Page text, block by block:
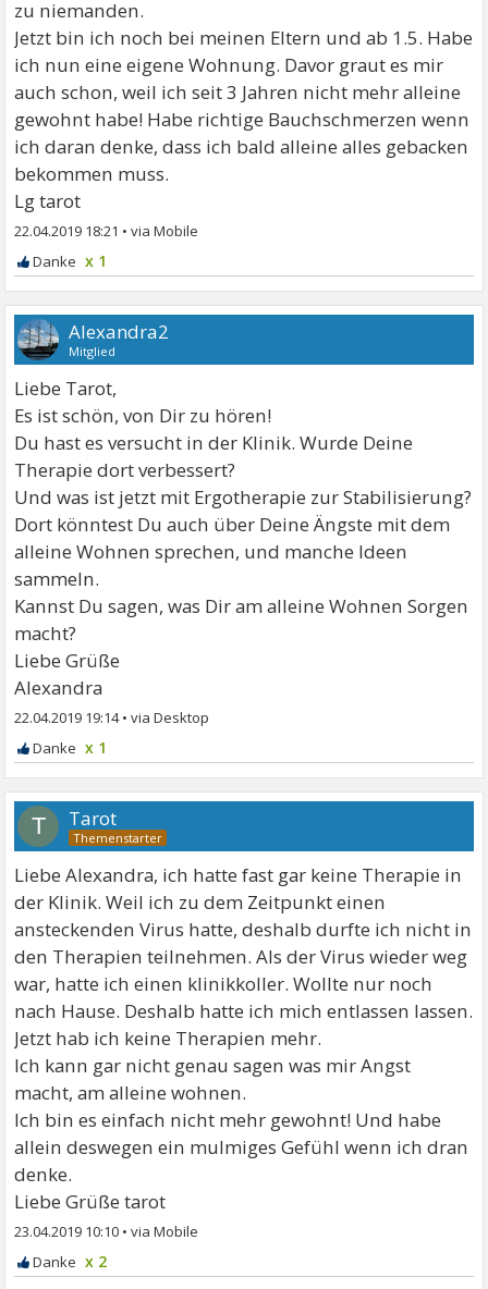
zu niemanden.
Jetzt bin ich noch bei meinen Eltern und ab 1.5. Habe
ich nun eine eigene Wohnung. Davor graut es mir
auch schon, weil ich seit 3 Jahren nicht mehr alleine
gewohnt habe! Habe richtige Bauchschmerzen wenn
ich daran denke, dass ich bald alleine alles gebacken
bekommen muss.
Lg tarot
22.04.2019 18:21 •
x 1
Alexandra2
Mitglied
Liebe Tarot,
Es ist schön, von Dir zu hören!
Du hast es versucht in der Klinik. Wurde Deine
Therapie dort verbessert?
Und was ist jetzt mit Ergotherapie zur Stabilisierung?
Dort könntest Du auch über Deine Ängste mit dem
alleine Wohnen sprechen, und manche Ideen
sammeln.
Kannst Du sagen, was Dir am alleine Wohnen Sorgen
macht?
Liebe Grüße
Alexandra
22.04.2019 19:14•
x 1
T Tarot
Liebe Alexandra, ich hatte fast gar keine Therapie in
der Klinik. Weil ich zu dem Zeitpunkt einen
ansteckenden Virus hatte, deshalb durfte ich nicht in
den Therapien teilnehmen. Als der Virus wieder weg
war, hatte ich einen klinikkoller. Wollte nur noch
nach Hause. Deshalb hatte ich mich entlassen lassen.
Jetzt hab ich keine Therapien mehr.
Ich kann gar nicht genau sagen was mir Angst
macht, am alleine wohnen.
Ich bin es einfach nicht mehr gewohnt! Und habe
allein deswegen ein mulmiges Gefühl wenn ich dran
denke.
Liebe Grüße tarot
23.04.2019 10:10 •
x 2